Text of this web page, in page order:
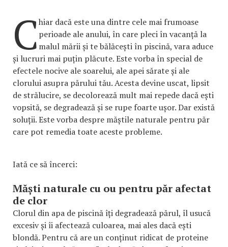
Chiar dacă este una dintre cele mai frumoase
perioade ale anului, în care pleci în vacanță la
malul mării și te bălăcești în piscină, vara aduce
și lucruri mai puțin plăcute. Este vorba în special de
efectele nocive ale soarelui, ale apei sărate și ale
clorului asupra părului tău. Acesta devine uscat, lipsit
de strălucire, se decolorează mult mai repede dacă ești
vopsită, se degradează și se rupe foarte ușor. Dar există
soluții. Este vorba despre măștile naturale pentru păr
care pot remedia toate aceste probleme.
Iată ce să încerci:
Măști naturale cu ou pentru păr afectat
de clor
Clorul din apa de piscină îți degradează părul, îl usucă
excesiv și îi afectează culoarea, mai ales dacă ești
blondă. Pentru că are un conținut ridicat de proteine